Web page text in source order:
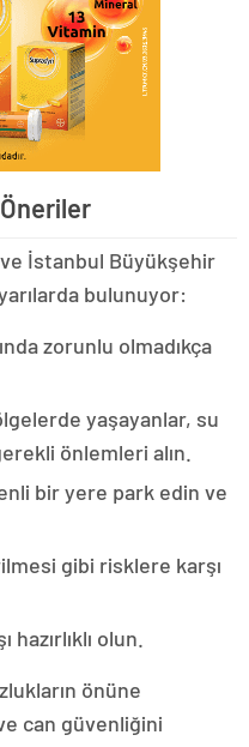
İstanbul Büyükşehir
bulunuyor:
zorunlu olmadıkça
yaşayanlar, su
önlemleri alın.
bir yere park edin ve
gibi risklere karşı
olun.
önüne
can güvenliğini